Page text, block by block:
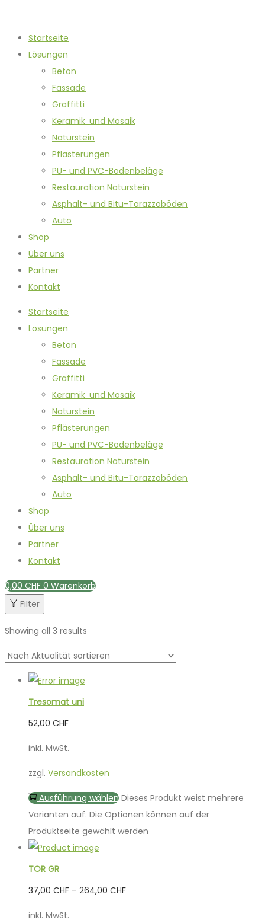
Startseite
Lösungen
Beton
Fassade
Graffitti
Keramik und Mosaik
Naturstein
Pflästerungen
PU- und PVC-Bodenbeläge
Restauration Naturstein
Asphalt- und Bitu-Tarazzoböden
Auto
Shop
Über uns
Partner
Kontakt
Startseite
Lösungen
Beton
Fassade
Graffitti
Keramik und Mosaik
Naturstein
Pflästerungen
PU- und PVC-Bodenbeläge
Restauration Naturstein
Asphalt- und Bitu-Tarazzoböden
Auto
Shop
Über uns
Partner
Kontakt
0,00 CHF 0 Warenkorb
Filter
Showing all 3 results
Tresomat uni
52,00 CHF
inkl. MwSt.
zzgl. Versandkosten
Ausführung wählen Dieses Produkt weist mehrere
Varianten auf. Die Optionen können auf der
Produktseite gewählt werden
TOR GR
37,00 CHF – 264,00 CHF
inkl. MwSt.